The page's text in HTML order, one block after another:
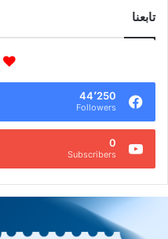
تابعنا
44٬250
Followers
0
Subscribers